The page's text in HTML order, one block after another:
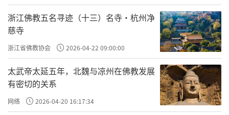
了坐上皇帝的宝座，他竟然拜比他小十一岁的
契丹主耶律德光为「父亲」，换取一个儿皇帝
的称号，并且出卖燕云十六州的广大土地，另
加岁贡帛三十万匹。这样的角色在当时也十分
为人所不齿。
西元八○九年，范希朝被唐王朝任命为河
浙江佛教五名寻迹（十三）名寺·杭州净
慈寺
浙江省佛教协会 2026-04-22 09:00:00
太武帝太延五年，北魏与凉州在佛教发展
有密切的关系
网络 2026-04-20 16:17:34